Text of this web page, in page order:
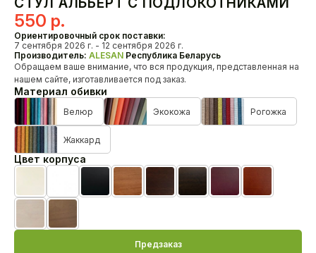
О нас
HoReCa
Доставка и оплата
Наши проекты
Дизайнерам
Дилерам
Как связаться с нами?
alesanby@mail.ru
550 р.
Ориентировочный срок поставки:
7 сентября 2026 г. - 12 сентября 2026 г.
Производитель: ALESAN Республика Беларусь
Обращаем ваше внимание, что вся продукция, представленная на
нашем сайте, изготавливается под заказ.
Материал обивки
Велюр Экокожа Рогожка
Жаккард
Цвет корпуса
Белая эмальЧерная эмаль
Черешня лак
Предзаказ